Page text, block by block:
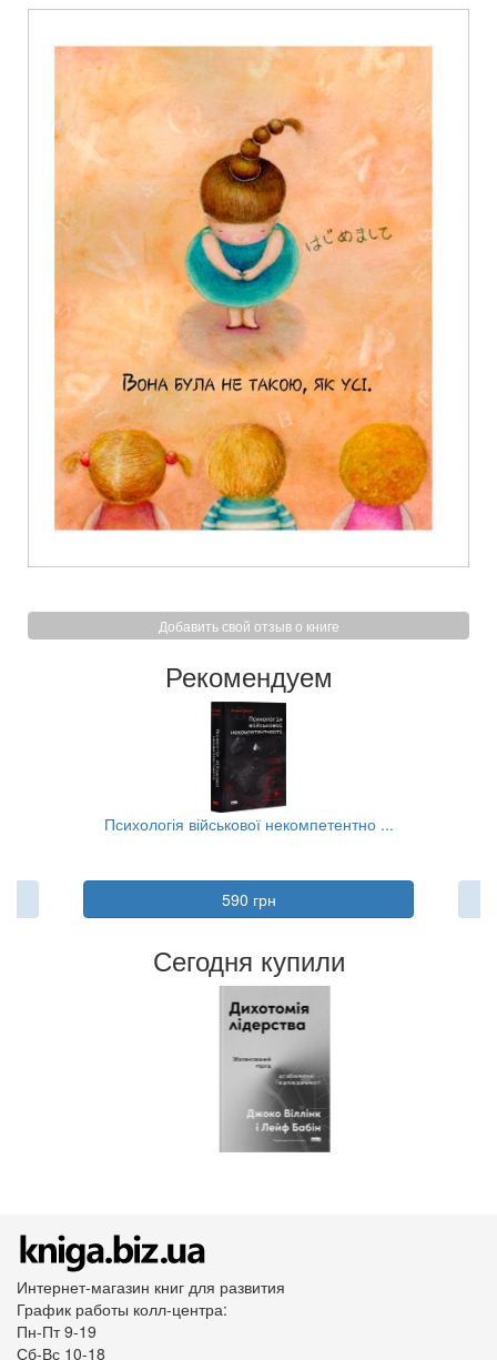
Добавить свой отзыв о книге
Рекомендуем
Психологія військової некомпетентно ...
590 грн
Сегодня купили
Интернет-магазин книг для развития
График работы колл-центра:
Пн-Пт 9-19
Сб-Вс 10-18